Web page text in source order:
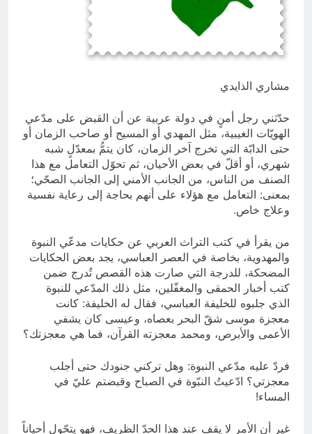
الظلم والظلام والمادة المظلمة
11 ساعة Ago
مشاري الذايدي
حدّثني رجل أمنٍ في دولة عربية عن أن القبض على مدّعي
الهويّات الغيبية، مثل المهدي أو المسيح أو صاحب الزمان أو
حتى الدابّة التي تخرج آخر الزمان، كان يتمُّ بمعدّلٍ شبه
شهري، أو أقلّ في بعض الأحيان، ثم تحوّل التعامل مع هذا
الصنف من الناس، من الجانب الأمني إلى الجانب الصحّي؛
بمعنى: التعامل مع هؤلاء على أنهم بحاجة إلى رعاية نفسية
وعلاج خاص.
من يقرأ في كتب التراث العربي عن حكايات مدعّي النبوة
والمهدوية، بخاصة في العصر العباسي، يجد بعض الحكايات
المضحكة، للدرجة التي صارت هذه القصص تُدرج ضمن
كتب أخبار الحمقى والمغفّلين، مثل ذلك المدّعي للنبوة
الذي جلبوه للخليفة العباسي، فقال له الخليفة: كانت
معجزة موسى شقّ البحر بعصاه، وعيسى كان يشفي
الأعمى والأبرص، ومحمد معجزته القرآن، فما هي معجزتك؟
فردّ عليه مدّعي النبوة: وهل تركني جنودك حتى أجلب
معجزتي؟ ادّعيتُ النبّوة في الصباح وقبضتم عليّ في
المساء!
غير أن الأمر لا يقف عند هذا الحدّ الظريف، فهو يتحّول أحياناً